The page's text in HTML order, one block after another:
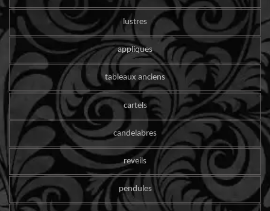
lustres
appliques
tableaux anciens
cartels
candelabres
reveils
pendules